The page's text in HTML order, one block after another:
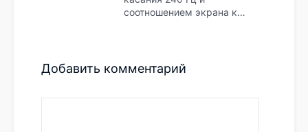
соотношением экрана к…
Добавить комментарий